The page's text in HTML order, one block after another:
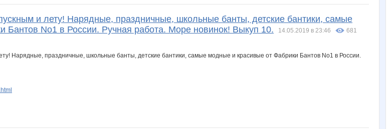
и лету! Нарядные, праздничные, школьные банты, детские бантики, самые
Бантов No1 в России. Ручная работа. Море новинок! Выкуп 10.
14.05.2019 в 23:46
681